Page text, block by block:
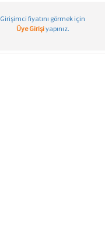
Girişimci fiyatını görmek için
Üye Girişiyapınız.